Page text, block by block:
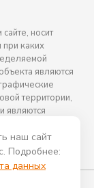
наш сайт
Подробнее:
данных
носит
каких
являются
территории,
являются